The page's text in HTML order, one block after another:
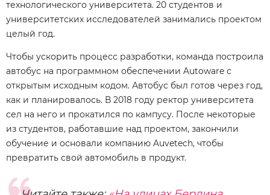
технологического университета. 20 студентов и
университетских исследователей занимались проектом
целый год.
Чтобы ускорить процесс разработки, команда построила
автобус на программном обеспечении Autoware с
открытым исходным кодом. Автобус был готов через год,
как и планировалось. В 2018 году ректор университета
сел на него и прокатился по кампусу. После некоторые
из студентов, работавшие над проектом, закончили
обучение и основали компанию Auvetech, чтобы
превратить свой автомобиль в продукт.